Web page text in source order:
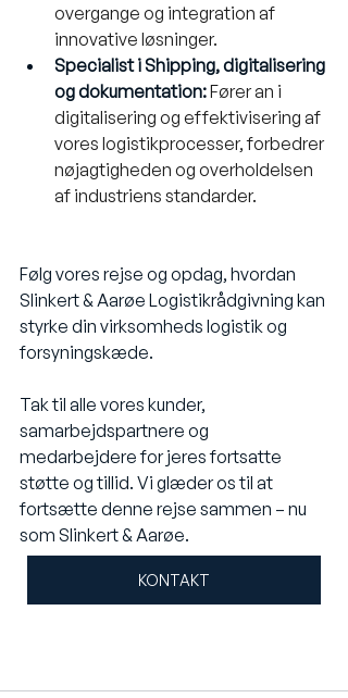
overgange og integration af
innovative løsninger.
Specialist i Shipping, digitalisering
og dokumentation: Fører an i
digitalisering og effektivisering af
vores logistikprocesser, forbedrer
nøjagtigheden og overholdelsen
af industriens standarder.
Følg vores rejse og opdag, hvordan
Slinkert & Aarøe Logistikrådgivning kan
styrke din virksomheds logistik og
forsyningskæde.
Tak til alle vores kunder,
samarbejdspartnere og
medarbejdere for jeres fortsatte
støtte og tillid. Vi glæder os til at
fortsætte denne rejse sammen – nu
som Slinkert & Aarøe.
KONTAKT